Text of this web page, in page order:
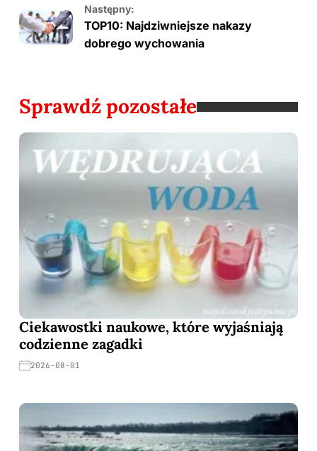
Następny:
TOP10: Najdziwniejsze nakazy
dobrego wychowania
Sprawdź pozostałe
Ciekawostki naukowe, które wyjaśniają
codzienne zagadki
2026-08-01